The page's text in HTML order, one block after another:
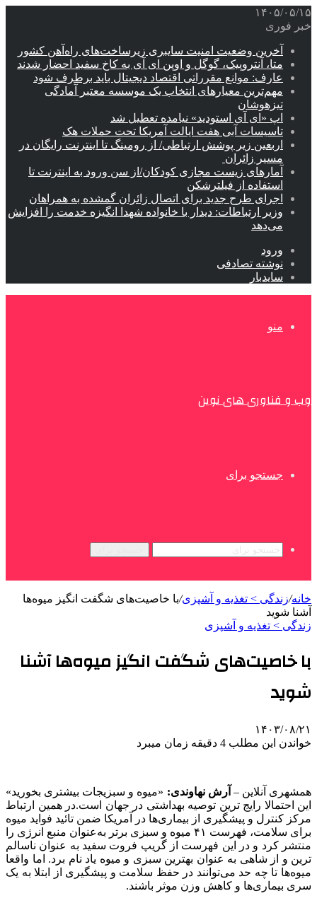
۱۴۰۵/۰۵/۱۵
خبر فوری
آخرین وضعیت امنیت سایبری زیرساخت‌های راه‌آهن کشور
متا، آنتروپیک، گوگل و اوپن ای آی به کاخ سفید احضار شدند
عارف: موانع مقرراتی اقتصاد دیجیتال باید برطرف شود
مهم‌ترین معیارهای انتخاب یک موسسه معتبر آمادگی
تیزهوشان
اپ «ای آی استودید» نیامده تعطیل شد
تاسیسات آبی هفت ایالت آمریکا تحت حملات هک
اربعین زیر پوشش ارتباطی/ از رومینگ تا اینترنت رایگان در
مسیر زائران
آمارهای زیست مجازی کودکان/از سن ورود به اینترنت تا
استفاده از فیلترشکن
اجرای طرح جدید برای اتصال زائران گمشده به همراهان
وزیر ارتباطات: دیدار با خانواده شهدا انگیزه خدمت را افزایش
می‌دهد
ورود
نوشته تصادفی
سایدبار
منو
وب و فناوری های نوین
جستجو برای
خانه/زندگی > تغذیه و آشپزی/با خاصیت‌های شگفت انگیز میوه‌ها
آشنا شوید
زندگی > تغذیه و آشپزی
با خاصیت‌های شگفت انگیز میوه‌ها آشنا
شوید
۱۴۰۳/۰۸/۲۱
خواندن این مطلب 4 دقیقه زمان میبرد
همشهری آنلاین – آرش نهاوندی: «میوه و سبزیجات بیشتری بخورید»
این احتمالا رایج ترین توصیه بهداشتی در جهان است.در همین ارتباط
مرکز کنترل و پیشگیری از بیماری‌ها در آمریکا ضمن تائید فواید میوه
برای سلامت، فهرست ۴۱ میوه و سبزی برتر به‌عنوان منبع انرژی را
منتشر کرد و در این فهرست از گریپ فروت سفید به عنوان ناسالم
ترین و از شاهی به عنوان بهترین سبزی و میوه یاد نام برد. اما واقعا
میوه‌ها تا چه حد می‌توانند در حفظ سلامت و پیشگیری از ابتلا به یک
سری بیماری‌ها و کاهش وزن موثر باشند.